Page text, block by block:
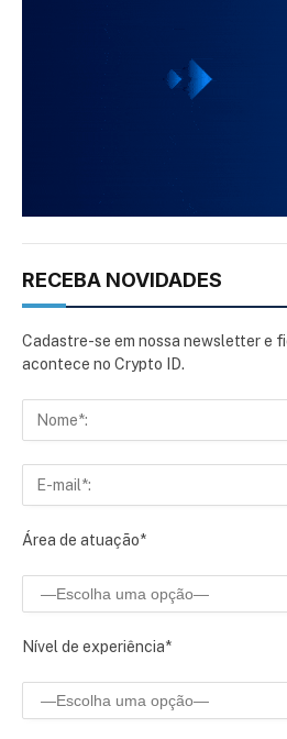
RECEBA NOVIDADES
Cadastre-se em nossa newsletter e
acontece no Crypto ID.
Área de atuação*
Nível de experiência*